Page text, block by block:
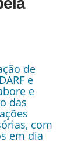
de
e
e
das
com
em dia